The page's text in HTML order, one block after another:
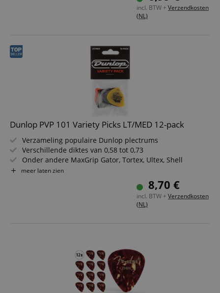
incl. BTW + Verzendkosten
(NL)
Dunlop PVP 101 Variety Picks LT/MED 12-pack
Verzameling populaire Dunlop plectrums
Verschillende diktes van 0,58 tot 0,73
Onder andere MaxGrip Gator, Tortex, Ultex, Shell
Made in USA
meer laten zien
8,70 €
incl. BTW + Verzendkosten
(NL)